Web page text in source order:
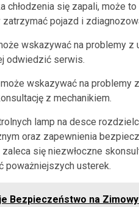
chłodzenia się zapali, może
pojazd i
wskazywać na problemy z
odwiedzić serwis.
wskazywać na problemy
z mechanikiem.
lamp na desce
oraz zapewnienia
się niezwłoczne
poważniejszych usterek.
Bezpieczeństwo na